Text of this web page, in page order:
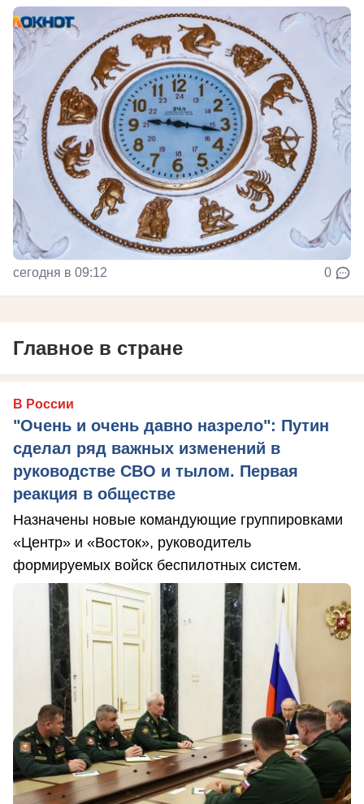
сегодня в 09:12 0
Главное в стране
В России
"Очень и очень давно назрело": Путин
сделал ряд важных изменений в
руководстве СВО и тылом. Первая
реакция в обществе
Назначены новые командующие группировками
«Центр» и «Восток», руководитель
формируемых войск беспилотных систем.